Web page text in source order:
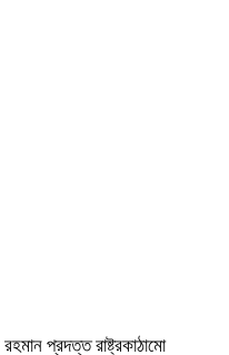
প্রদত্ত রাষ্ট্রকাঠামো